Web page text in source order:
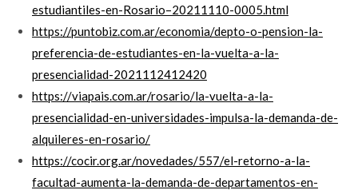
estudiantiles-en-Rosario–20211110-0005.html
https://puntobiz.com.ar/economia/depto-o-pension-la-
preferencia-de-estudiantes-en-la-vuelta-a-la-
presencialidad-2021112412420
https://viapais.com.ar/rosario/la-vuelta-a-la-
presencialidad-en-universidades-impulsa-la-demanda-de-
alquileres-en-rosario/
https://cocir.org.ar/novedades/557/el-retorno-a-la-
facultad-aumenta-la-demanda-de-departamentos-en-